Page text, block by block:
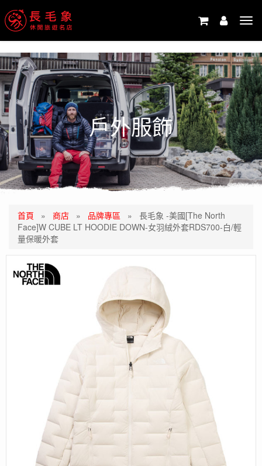
戶外服飾
首頁 » 商店 » 品牌專區 » 長毛象 -美國[The North
Face]W CUBE LT HOODIE DOWN-女羽絨外套RDS700-白/輕
量保暖外套